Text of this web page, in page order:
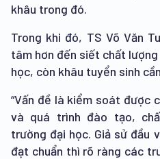
khâu trong đó.
Trong khi đó, TS Võ Văn
tâm hơn đến siết chất
học, còn khâu tuyển sinh
“Vấn đề là kiểm soát được
và quá trình đào tạo,
trường đại học. Giả sử đầu
đạt chuẩn thì rõ ràng các